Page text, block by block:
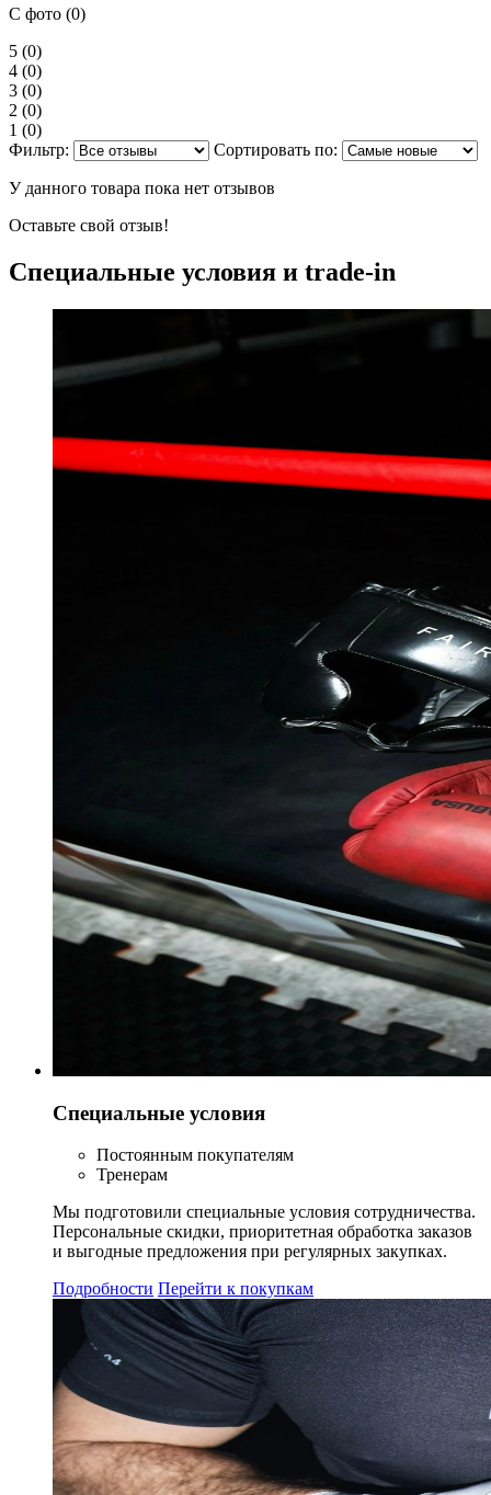
С фото (0)
5 (0)
4 (0)
3 (0)
2 (0)
1 (0)
Фильтр:
Сортировать по:
У данного товара пока нет отзывов
Оставьте свой отзыв!
Специальные условия и trade-in
Специальные условия
Постоянным покупателям
Тренерам
Мы подготовили специальные условия сотрудничества.
Персональные скидки, приоритетная обработка заказов
и выгодные предложения при регулярных закупках.
Подробности Перейти к покупкам